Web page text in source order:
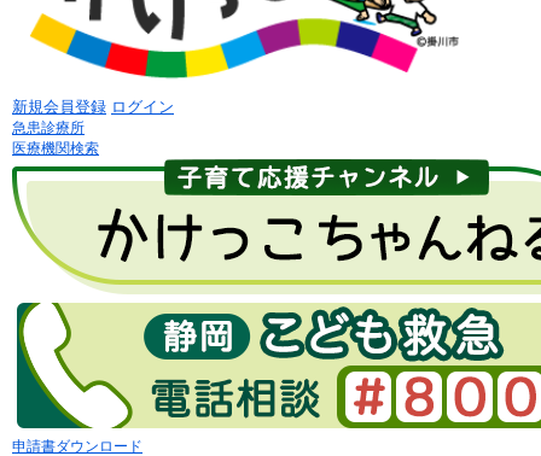
新規会員登録 ログイン
急患診療所
医療機関検索
申請書ダウンロード